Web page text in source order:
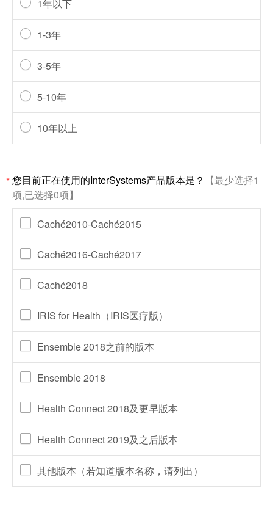
1年以下
1-3年
3-5年
5-10年
10年以上
*您目前正在使用的InterSystems产品版本是？
【最少选择1
项,已选择0项】
Caché2010-Caché2015
Caché2016-Caché2017
Caché2018
IRIS for Health（IRIS医疗版）
Ensemble 2018之前的版本
Ensemble 2018
Health Connect 2018及更早版本
Health Connect 2019及之后版本
其他版本（若知道版本名称，请列出）